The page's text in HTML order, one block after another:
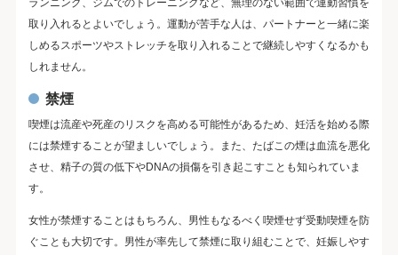
ランニング、ジムでのトレーニングなど、無理のない範囲で運動習慣を
取り入れるとよいでしょう。運動が苦手な人は、パートナーと一緒に楽
しめるスポーツやストレッチを取り入れることで継続しやすくなるかも
しれません。
禁煙
喫煙は流産や死産のリスクを高める可能性があるため、妊活を始める際
には禁煙することが望ましいでしょう。また、たばこの煙は血流を悪化
させ、精子の質の低下やDNAの損傷を引き起こすことも知られていま
す。
女性が禁煙することはもちろん、男性もなるべく喫煙せず受動喫煙を防
ぐことも大切です。男性が率先して禁煙に取り組むことで、妊娠しやす